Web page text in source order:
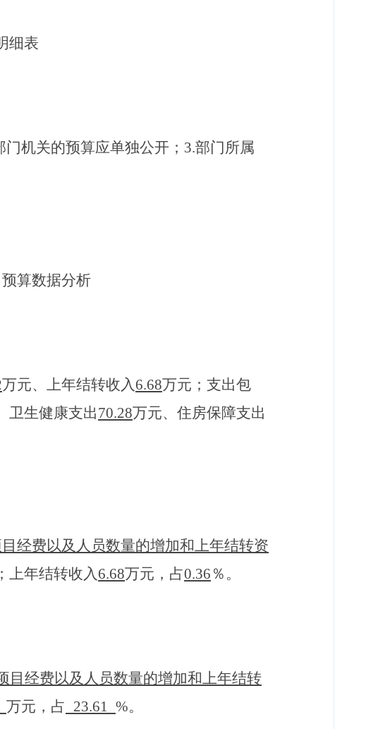
细表
门机关的预算应单独公开； 3.部门所属
算数据分析
万元、上年结转收入6.68万元 ；支出包
卫生健康支出70.28万元、住房保障支出
经费以及人员数量的增加和上年结转资
上年结转收入6.68万元，占0.36 ％ 。
目经费以及人员数量的增加和上年结转
万元，占 23.61 %。